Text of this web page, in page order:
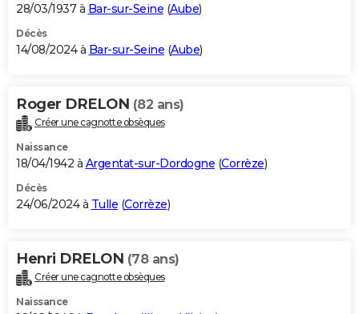
28/03/1937 à Bar-sur-Seine (Aube)
Décès
14/08/2024 à Bar-sur-Seine (Aube)
Roger DRELON (82 ans)
Créer une cagnotte obsèques
Naissance
18/04/1942 à Argentat-sur-Dordogne (Corrèze)
Décès
24/06/2024 à Tulle (Corrèze)
Henri DRELON (78 ans)
Créer une cagnotte obsèques
Naissance